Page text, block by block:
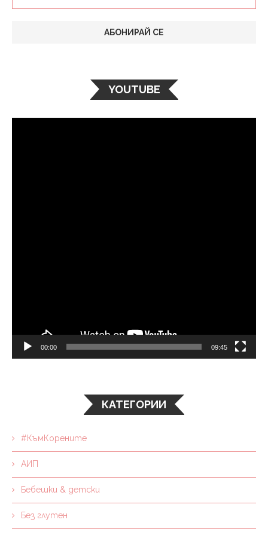
YOUTUBE
00:00 09:45
КАТЕГОРИИ
#КъмКорените
АИП
Бебешки & детски
Без глутен